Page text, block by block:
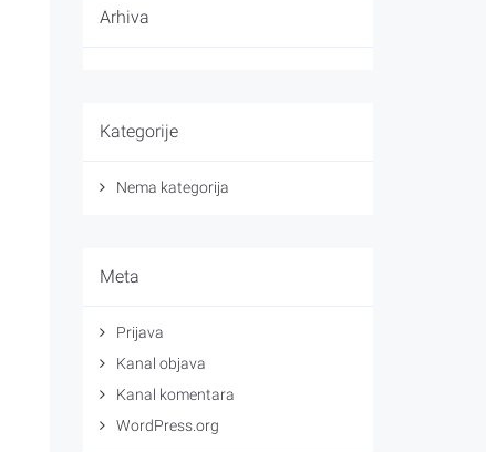
Arhiva
Kategorije
Nema kategorija
Meta
Prijava
Kanal objava
Kanal komentara
WordPress.org